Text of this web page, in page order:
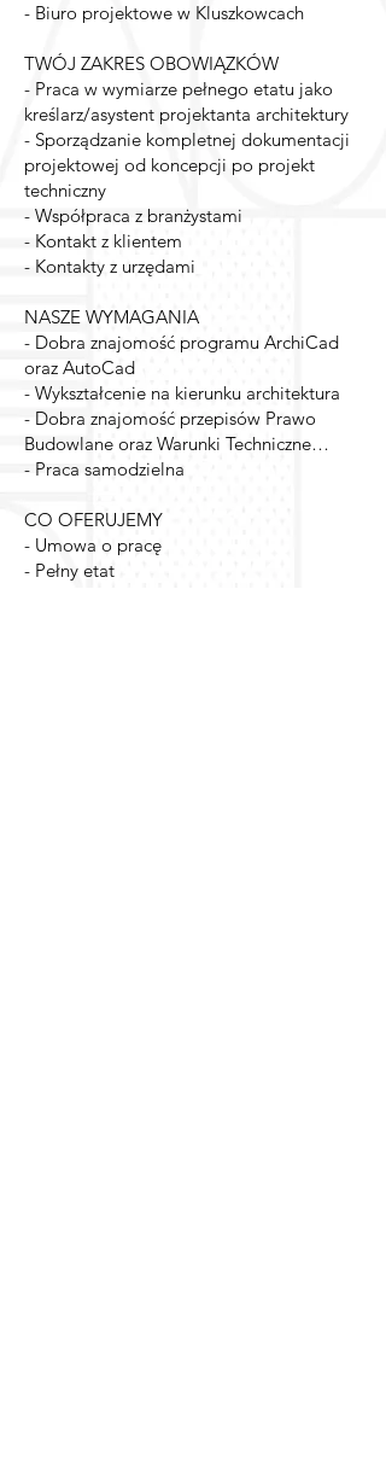
- Biuro projektowe w Kluszkowcach
TWÓJ ZAKRES OBOWIĄZKÓW
- Praca w wymiarze pełnego etatu jako
kreślarz/asystent projektanta architektury
- Sporządzanie kompletnej dokumentacji
projektowej od koncepcji po projekt
techniczny
- Współpraca z branżystami
- Kontakt z klientem
- Kontakty z urzędami
NASZE WYMAGANIA
- Dobra znajomość programu ArchiCad
oraz AutoCad
- Wykształcenie na kierunku architektura
- Dobra znajomość przepisów Prawo
Budowlane oraz Warunki Techniczne…
- Praca samodzielna
CO OFERUJEMY
- Umowa o pracę
- Pełny etat